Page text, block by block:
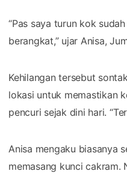
“Pas saya turun kok
berangkat,” ujar Anisa,
Kehilangan tersebut
lokasi untuk memastikan
pencuri sejak dini hari.
Anisa mengaku biasanya
memasang kunci cakram.